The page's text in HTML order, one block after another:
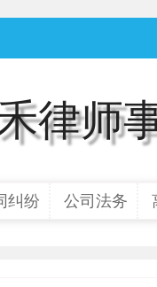
律师
纠纷 公司法务